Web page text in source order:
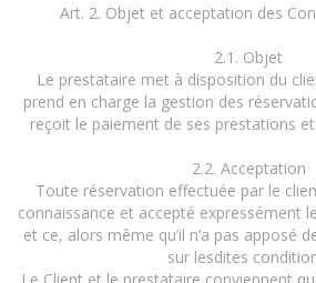
Art. 2. Objet et acceptation des
2.1. Objet
Le prestataire met à disposition du
prend en charge la gestion des
reçoit le paiement de ses prestations
2.2. Acceptation
Toute réservation effectuée par le
connaissance et accepté expressément
et ce, alors même qu’il n’a pas apposé
sur lesdites